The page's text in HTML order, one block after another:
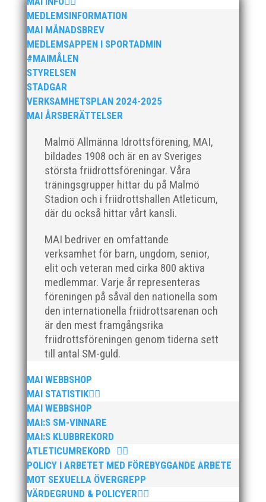
MEDLEMSINFORMATION
MAI MÅNADSBREV
MEDLEMSAPPEN I SPORTADMIN
#MAIMÅLEN
STYRELSEN
STADGAR
VERKSAMHETSPLAN 2024-2025
MAI ÅRSBERÄTTELSER
Malmö Allmänna Idrottsförening, MAI,
bildades 1908 och är en av Sveriges
största friidrottsföreningar. Våra
träningsgrupper hittar du på Malmö
Stadion och i friidrottshallen Atleticum,
där du också hittar vårt kansli.
MAI bedriver en omfattande
verksamhet för barn, ungdom, senior,
elit och veteran med cirka 800 aktiva
medlemmar. Varje år representeras
föreningen på såväl den nationella som
den internationella friidrottsarenan och
är den mest framgångsrika
friidrottsföreningen genom tiderna sett
till antal SM-guld.
MAI WEBBSHOP
MAI STATISTIK
MAI WEBBSHOP
MAI:S SM-VINNARE
MAI:S KLUBBREKORD
ATLETICUMREKORD
POLICY I ARBETET MED FÖREBYGGANDE ARBETE
MOT SEXUELLA ÖVERGREPP
VÄRDEGRUND & POLICYER